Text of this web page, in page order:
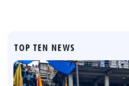
TOP TEN NEWS